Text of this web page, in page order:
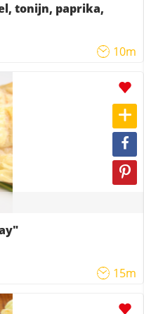
tonijn, paprika,
10m
15m